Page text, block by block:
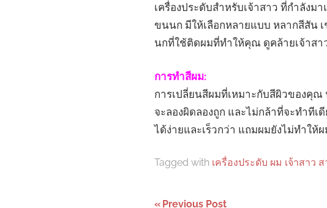
เครื่องประดับสำหรับเจ้าสาว ที่กำลังม
ขนนก มีให้เลือกหลายแบบ หลากสีสัน
นกที่ใช้ติดผมที่ทำให้คุณ ดูคล้ายเจ้าสา
การทำสีผม:
การเปลี่ยนสีผมที่เหมาะกับสีผิวของคุ
จะลองผิดลองถูก และไม่กล้าที่จะทำที
ได้ง่ายและเร็วกว่า แถมผมยังไม่ทำให้
Tagged with เครื่องประดับ ผม เจ้าสาว ส
Previous Post